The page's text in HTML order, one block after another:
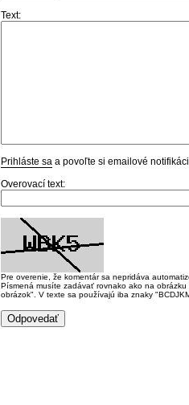
Text:
Prihláste sa a povoľte si emailové
Overovací text:
Pre overenie, že komentár sa nepridáva
Písmená musíte zadávať rovnako ako na
obrázok". V texte sa používajú iba znaky